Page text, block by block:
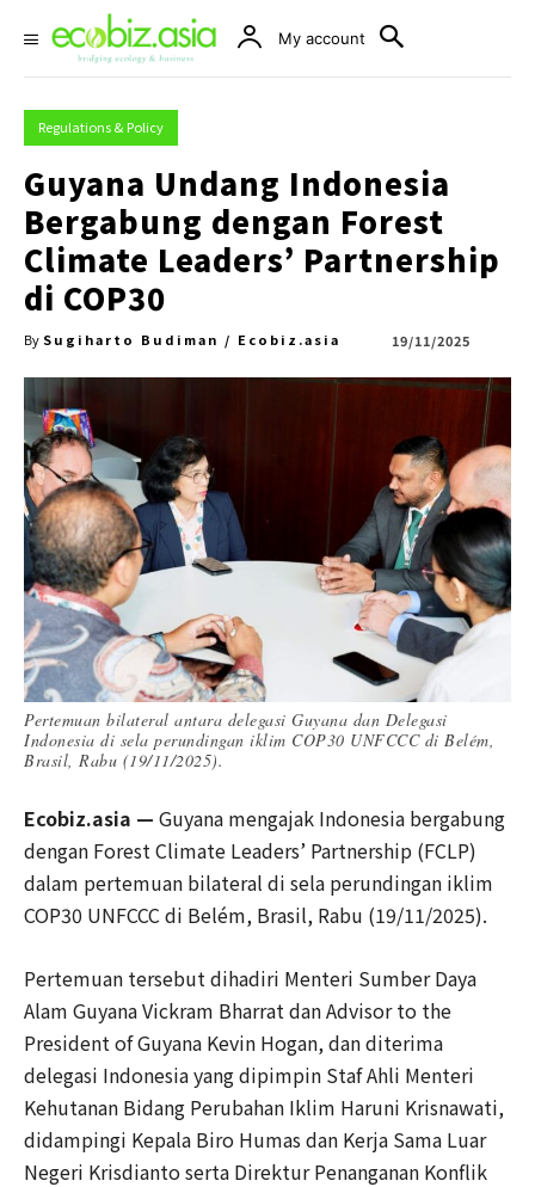
My account
Regulations & Policy
Guyana Undang Indonesia
Bergabung dengan Forest
Climate Leaders’ Partnership
di COP30
By Sugiharto Budiman / Ecobiz.asia 19/11/2025
Pertemuan bilateral antara delegasi Guyana dan Delegasi
Indonesia di sela perundingan iklim COP30 UNFCCC di Belém,
Brasil, Rabu (19/11/2025).
Ecobiz.asia — Guyana mengajak Indonesia bergabung
dengan Forest Climate Leaders’ Partnership (FCLP)
dalam pertemuan bilateral di sela perundingan iklim
COP30 UNFCCC di Belém, Brasil, Rabu (19/11/2025).
Pertemuan tersebut dihadiri Menteri Sumber Daya
Alam Guyana Vickram Bharrat dan Advisor to the
President of Guyana Kevin Hogan, dan diterima
delegasi Indonesia yang dipimpin Staf Ahli Menteri
Kehutanan Bidang Perubahan Iklim Haruni Krisnawati,
didampingi Kepala Biro Humas dan Kerja Sama Luar
Negeri Krisdianto serta Direktur Penanganan Konflik